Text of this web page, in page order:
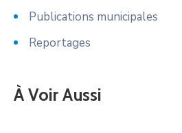
Publications municipales
Reportages
À Voir Aussi